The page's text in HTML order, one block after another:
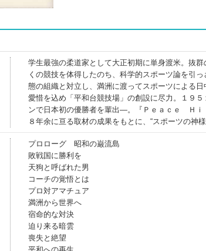
学生最強の柔道家として大正初期に単身渡米。抜
くの競技を体得したのち、科学的スポーツ論を引
態の組織と対立し、満洲に渡ってスポーツによる
愛惜を込め「平和台競技場」の創設に尽力。１９
ンで日本初の優勝者を輩出―。『Ｐｅａｃｅ Ｈｉ
８年余に亘る取材の成果をもとに、“スポーツの神
プロローグ 昭和の巌流島
敗戦国に勝利を
天狗と呼ばれた男
コーチの覚悟とは
プロ対アマチュア
満洲から世界へ
宿命的な対決
迫り来る暗雲
喪失と絶望